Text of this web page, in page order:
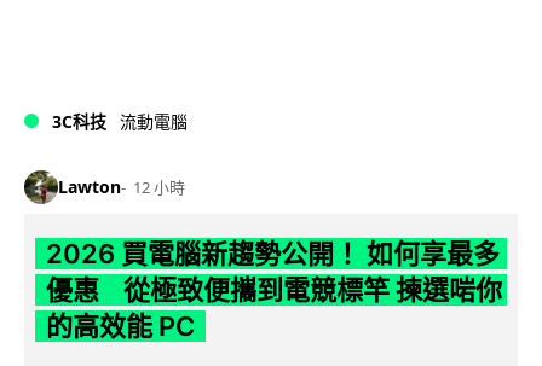
3C科技 流動電腦
Lawton 12 小時
2026 買電腦新趨勢公開！ 如何享最多
優惠 從極致便攜到電競標竿 揀選啱你
的高效能 PC